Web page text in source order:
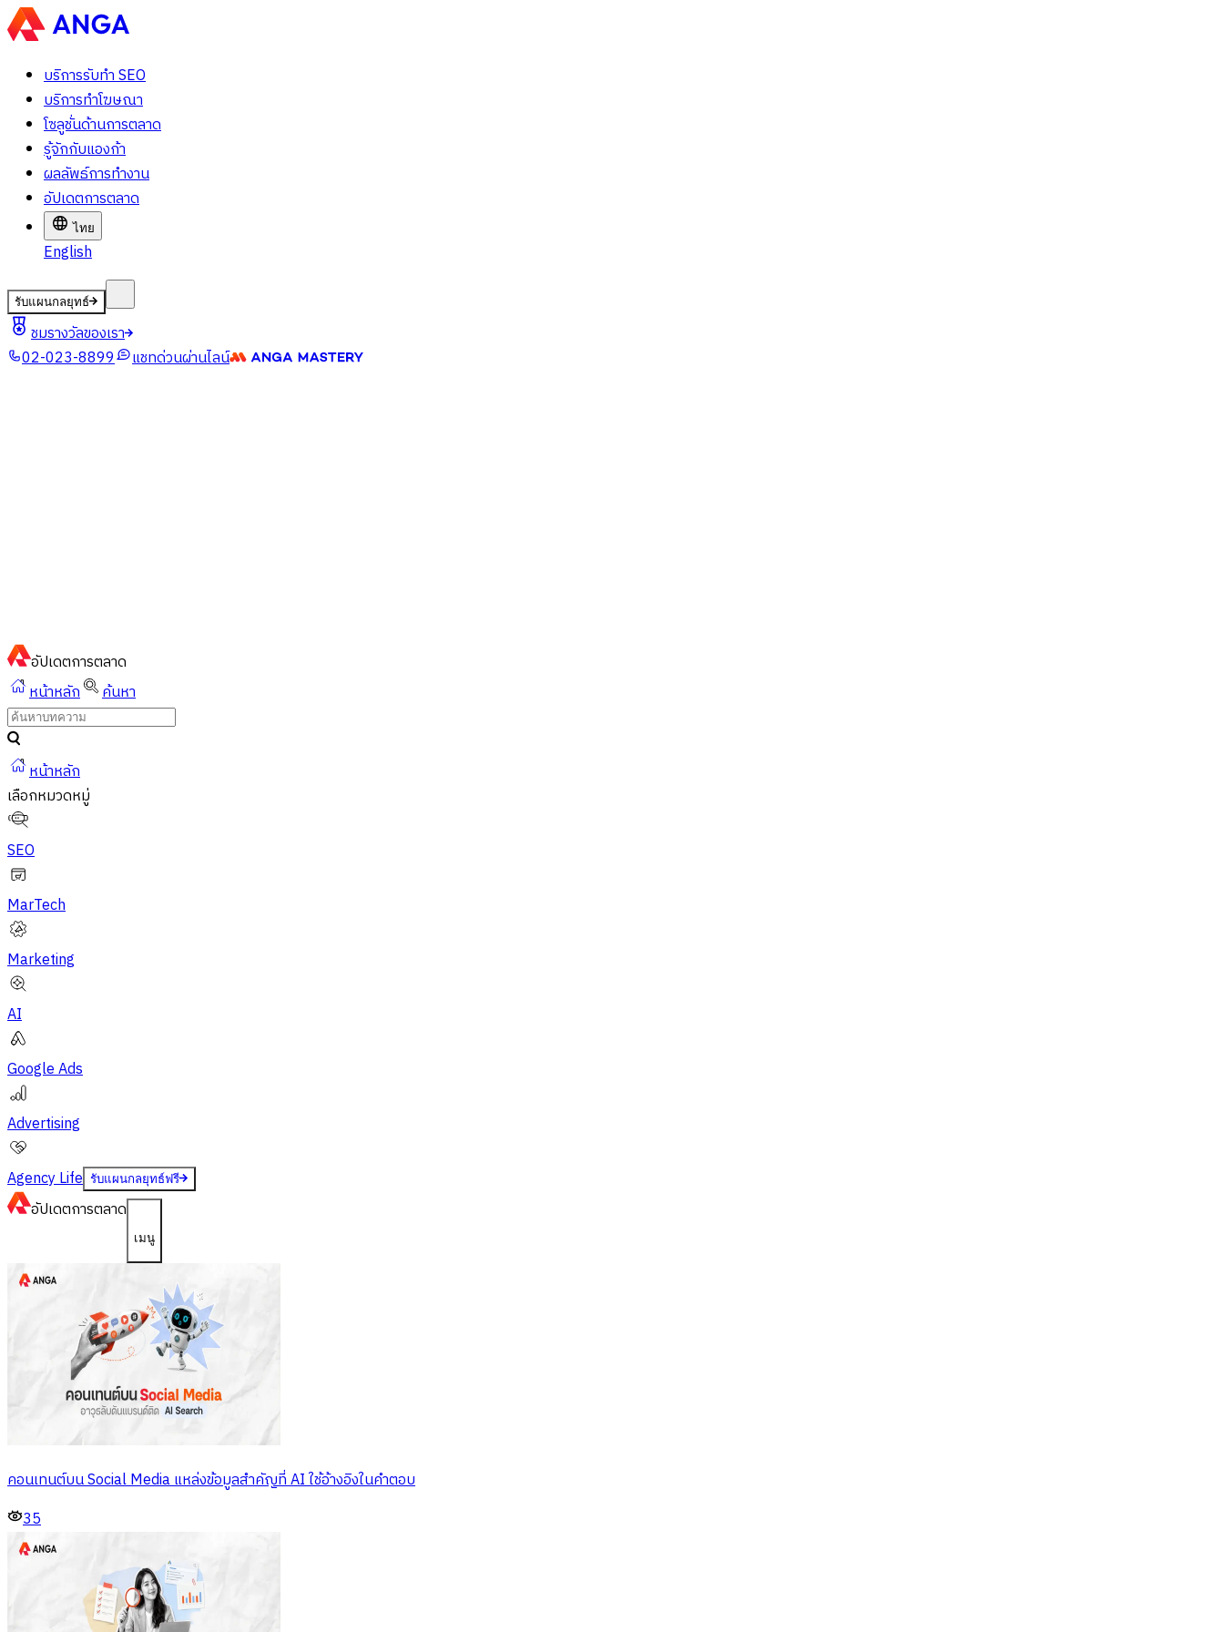
บริการรับทำ SEO
บริการทำโฆษณา
โซลูชั่นด้านการตลาด
รู้จักกับแองก้า
ผลลัพธ์การทำงาน
อัปเดตการตลาด
ไทย
English
รับแผนกลยุทธ์
ชมรางวัลของเรา
02-023-8899
แชทด่วนผ่านไลน์
อัปเดตการตลาด
หน้าหลัก
ค้นหา
หน้าหลัก
เลือกหมวดหมู่
SEO
MarTech
Marketing
AI
Google Ads
Advertising
Agency Life รับแผนกลยุทธ์ฟรี
อัปเดตการตลาด
เมนู
คอนเทนต์บน Social Media แหล่งข้อมูลสำคัญที่ AI ใช้อ้างอิงในคำตอบ
35